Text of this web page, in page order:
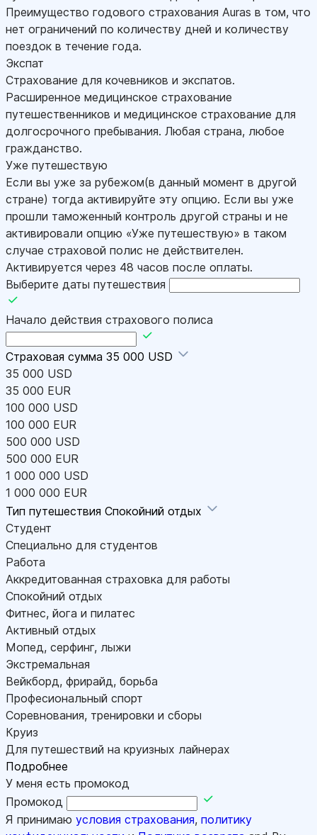
Преимущество годового страхования Auras в том, что
нет ограничений по количеству дней и количеству
поездок в течение года.
Экспат
Страхование для кочевников и экспатов.
Расширенное медицинское страхование
путешественников и медицинское страхование для
долгосрочного пребывания. Любая страна, любое
гражданство.
Уже путешествую
Если вы уже за рубежом(в данный момент в другой
стране) тогда активируйте эту опцию. Если вы уже
прошли таможенный контроль другой страны и не
активировали опцию «Уже путешествую» в таком
случае страховой полис не действителен.
Активируется через 48 часов после оплаты.
Выберите даты путешествия
Начало действия страхового полиса
Страховая сумма 35 000 USD
35 000 USD
35 000 EUR
100 000 USD
100 000 EUR
500 000 USD
500 000 EUR
1 000 000 USD
1 000 000 EUR
Тип путешествия Спокойний отдых
Студент
Специально для студентов
Работа
Аккредитованная страховка для работы
Спокойний отдых
Фитнес, йога и пилатес
Активный отдых
Мопед, серфинг, лыжи
Экстремальная
Вейкборд, фрирайд, борьба
Професиональный спорт
Соревнования, тренировки и сборы
Круиз
Для путешествий на круизных лайнерах
Подробнее
У меня есть промокод
Промокод
Я принимаю условия страхования, политику